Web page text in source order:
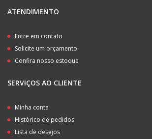
ATENDIMENTO
Entre em contato
Solicite um orçamento
Confira nosso estoque
SERVIÇOS AO CLIENTE
Minha conta
Histórico de pedidos
Lista de desejos